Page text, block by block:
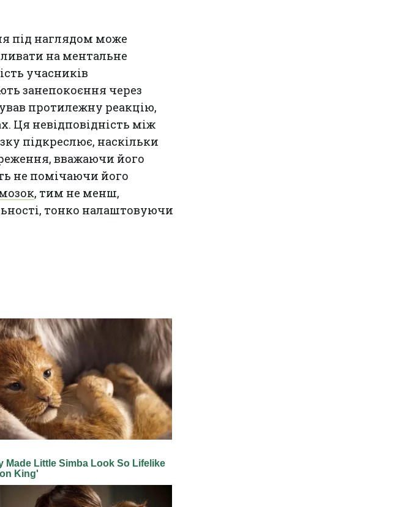
під наглядом може
на ментальне
учасників
занепокоєння через
протилежну реакцію,
Ця невідповідність між
підкреслює, наскільки
вважаючи його
не помічаючи його
, тим не менш,
тонко налаштовуючи